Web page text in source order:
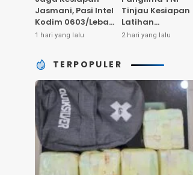
Jasmani, Pasi Intel
Kodim 0603/Lebak
Pimpin Pembinaan
1 hari yang lalu
Tinjau Kesiapan
Latihan
Terintegrasi TNI
2 hari yang lalu
TERPOPULER